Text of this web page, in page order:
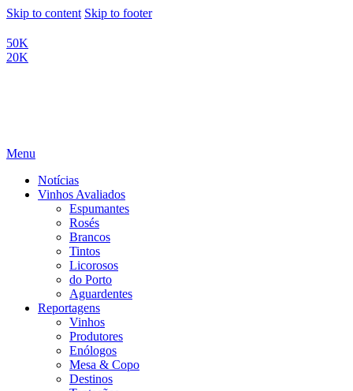
Skip to content Skip to footer
50K
20K
Menu
Notícias
Vinhos Avaliados
Espumantes
Rosés
Brancos
Tintos
Licorosos
do Porto
Aguardentes
Reportagens
Vinhos
Produtores
Enólogos
Mesa & Copo
Destinos